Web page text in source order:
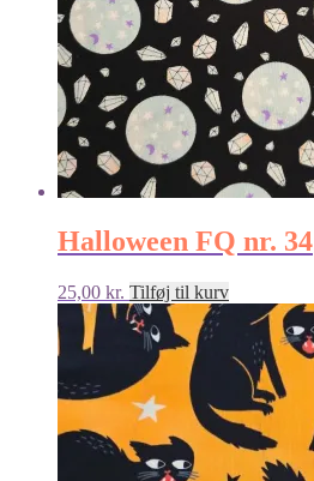
Halloween FQ nr. 34
25,00 kr. Tilføj til kurv